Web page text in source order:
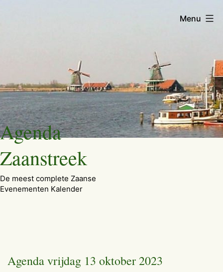
Ga
naar
de
inhoud
Agenda
Zaanstreek
De meest complete Zaanse
Evenementen Kalender
Menu
Agenda vrijdag 13 oktober 2023